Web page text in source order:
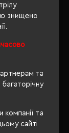
знищено
та
та
сайті